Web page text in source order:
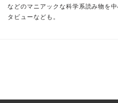
などのマニアックな科学系読み物を
タビューなども。